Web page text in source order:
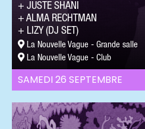
SAMEDI 26 SEPTEMBRE
JUSTE SHANI
ALMA RECHTMAN
LIZY (DJ SET)
La Nouvelle Vague - Grande salle
La Nouvelle Vague - Club